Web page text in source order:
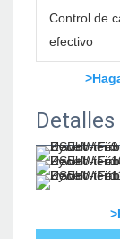
Control de
efectivo